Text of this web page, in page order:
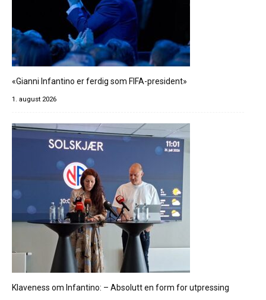
«Gianni Infantino er ferdig som FIFA-president»
1. august 2026
Klaveness om Infantino: – Absolutt en form for utpressing